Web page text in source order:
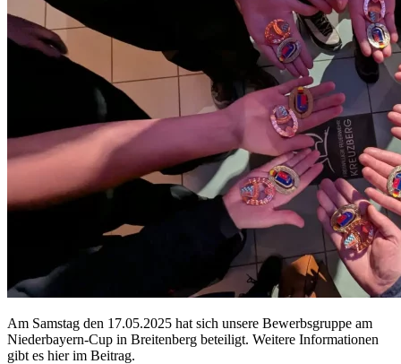
Am Samstag den 17.05.2025 hat sich unsere Bewerbsgruppe am
Niederbayern-Cup in Breitenberg beteiligt. Weitere Informationen
gibt es hier im Beitrag.